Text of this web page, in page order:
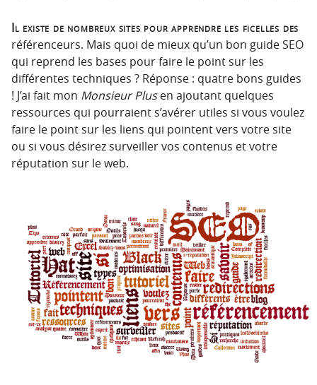
i
p
a
l
e
Il existe de nombreux sites pour apprendre les ficelles des
référenceurs. Mais quoi de mieux qu’un bon guide SEO
qui reprend les bases pour faire le point sur les
différentes techniques ? Réponse : quatre bons guides
! J’ai fait mon Monsieur Plusen ajoutant quelques
ressources qui pourraient s’avérer utiles si vous voulez
faire le point sur les liens qui pointent vers votre site
ou si vous désirez surveiller vos contenus et votre
réputation sur le web.